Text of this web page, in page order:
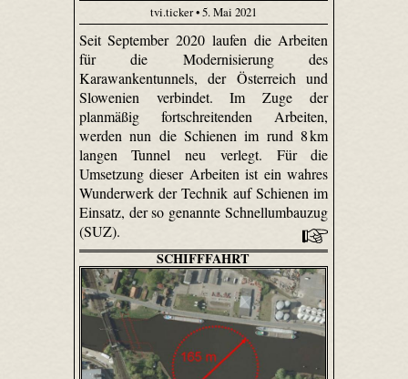
tvi.ticker • 5. Mai 2021
Seit September 2020 laufen die Arbeiten
für die Modernisierung des
Karawankentunnels, der Österreich und
Slowenien verbindet. Im Zuge der
planmäßig fortschreitenden Arbeiten,
werden nun die Schienen im rund 8 km
langen Tunnel neu verlegt. Für die
Umsetzung dieser Arbeiten ist ein wahres
Wunderwerk der Technik auf Schienen im
Einsatz, der so genannte Schnellumbauzug
(SUZ).
SCHIFFFAHRT